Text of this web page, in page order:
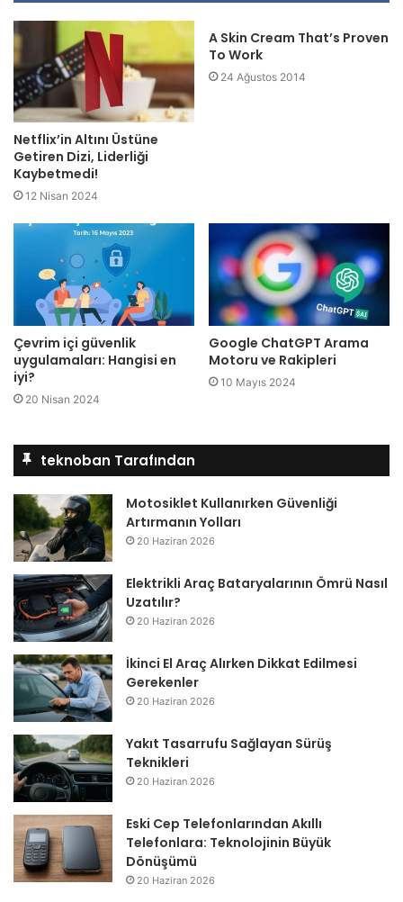
Netflix’in Altını Üstüne
Getiren Dizi, Liderliği
Kaybetmedi!
12 Nisan 2024
A Skin Cream That’s Proven
To Work
24 Ağustos 2014
Çevrim içi güvenlik
uygulamaları: Hangisi en
iyi?
20 Nisan 2024
Google ChatGPT Arama
Motoru ve Rakipleri
10 Mayıs 2024
teknoban Tarafından
Motosiklet Kullanırken Güvenliği
Artırmanın Yolları
20 Haziran 2026
Elektrikli Araç Bataryalarının Ömrü Nasıl
Uzatılır?
20 Haziran 2026
İkinci El Araç Alırken Dikkat Edilmesi
Gerekenler
20 Haziran 2026
Yakıt Tasarrufu Sağlayan Sürüş
Teknikleri
20 Haziran 2026
Eski Cep Telefonlarından Akıllı
Telefonlara: Teknolojinin Büyük
Dönüşümü
20 Haziran 2026